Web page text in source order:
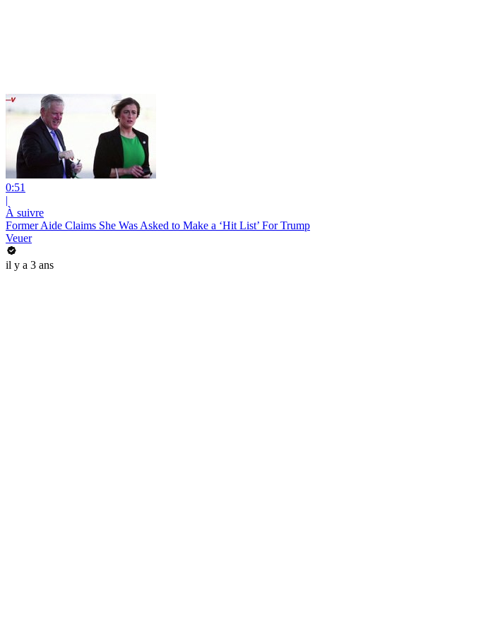
0:51
|
À suivre
Former Aide Claims She Was Asked to Make a ‘Hit List’ For Trump
Veuer
il y a 3 ans